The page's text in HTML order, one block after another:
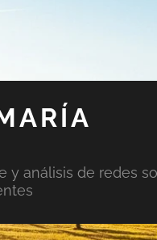
y análisis de redes